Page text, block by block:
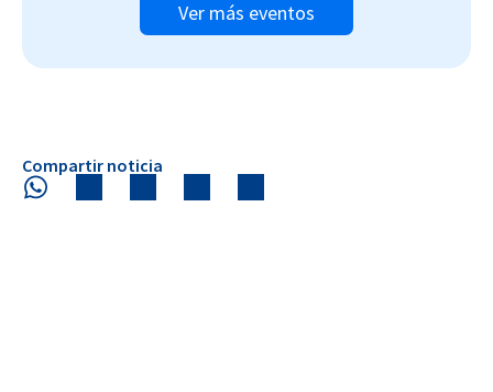
Ver más eventos
Compartir noticia